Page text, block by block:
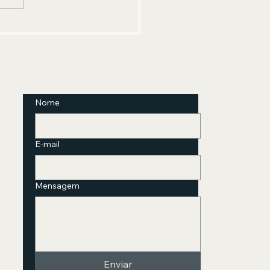
de semana
Nome
E-mail
Mensagem
Enviar